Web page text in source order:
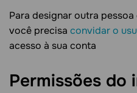
Para designar outra
você precisa convidar o
acesso à sua conta
Permissões do